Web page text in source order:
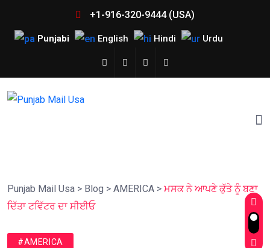
+1-916-320-9444 (USA)
Punjabi English Hindi Urdu
Punjab Mail Usa > Blog > AMERICA > ਮਸਕ ਨੇ ਆਪਣੇ ਕੁੱਤੇ ਨੂੰ ਬਣਾ
ਦਿੱਤਾ ਟਵਿੱਟਰ ਦਾ ਸੀਈਓ
#AMERICA